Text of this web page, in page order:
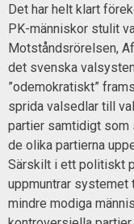
Det har helt klart
PK-människor stulit
Motståndsrörelsen,
det svenska
”odemokratiskt”
sprida valsedlar till
partier samtidigt som
de olika partierna
Särskilt i ett politiskt
uppmuntrar
mindre modiga